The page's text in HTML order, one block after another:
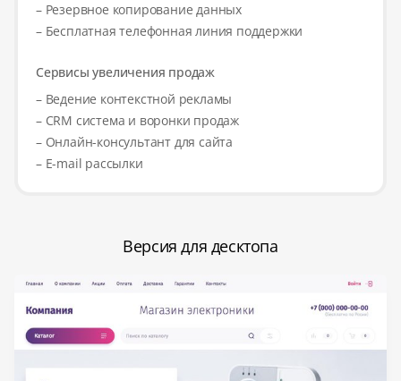
– Резервное копирование данных
– Бесплатная телефонная линия поддержки
Сервисы увеличения продаж
– Ведение контекстной рекламы
– CRM система и воронки продаж
– Онлайн-консультант для сайта
– E-mail рассылки
Версия для десктопа